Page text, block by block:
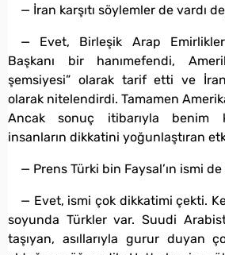
— İran karşıtı söylemler de vardı
— Evet, Birleşik Arap
Başkanı bir hanımefendi,
şemsiyesi” olarak tarif etti ve
olarak nitelendirdi. Tamamen
Ancak sonuç itibarıyla benim
insanların dikkatini yoğunlaştıran
— Prens Türki bin Faysal’ın ismi
— Evet, ismi çok dikkatimi çekti.
soyunda Türkler var. Suudi
taşıyan, asıllarıyla gurur duyan